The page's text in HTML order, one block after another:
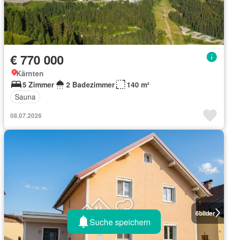
€ 770 000
Kärnten
5 Zimmer
2 Badezimmer
140 m²
Sauna
08.07.2026
6bilder
Suche speichern